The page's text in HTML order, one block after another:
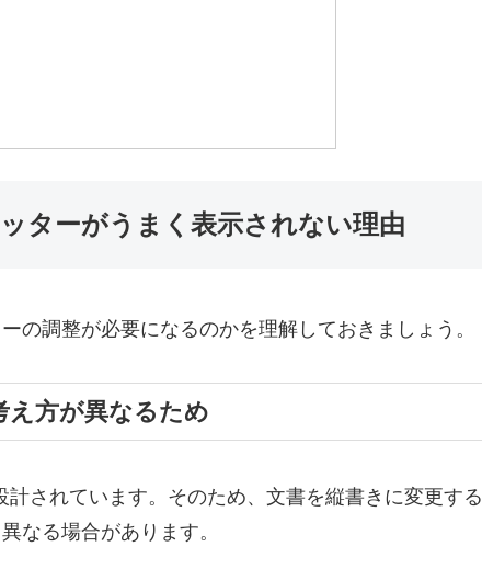
ターがうまく表示されない理由
の調整が必要になるのかを理解しておきましょう。
え方が異なるため
されています。そのため、文書を縦書きに変更する
なる場合があります。